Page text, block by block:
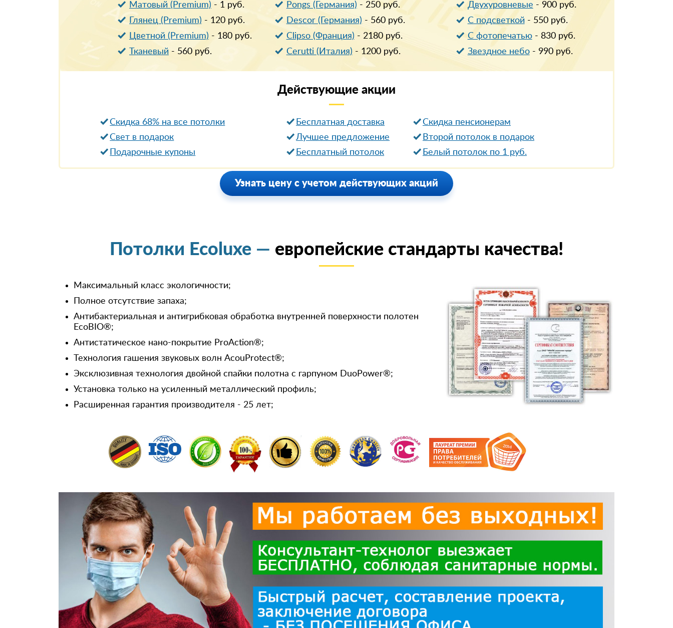
Матовый (Premium) - 1руб. Двухуровневые - 900руб.
Pongs (Германия) - 250руб.
Глянец (Premium) - 120руб. С подсветкой- 550руб.
Descor (Германия) - 560руб.
Цветной (Premium) - 180руб. С фотопечатью- 830руб.
Clipso (Франция) - 2180руб.
Тканевый- 560руб. Звездное небо- 990руб.
Cerutti (Италия) - 1200руб.
Действующие акции
Скидка 68% на все потолки Бесплатная доставка
Cкидка пенсионерам
Свет в подарок
Лучшее предложение
Второй потолок в подарок
Подарочные купоны
Бесплатный потолок Белый потолок по 1 руб.
Узнать цену с учетом действующих акций
Потолки Ecoluxe — европейские стандарты качества!
Максимальный класс экологичности;
Полное отсутствие запаха;
Антибактериальная и антигрибковая обработка внутренней поверхности полотен
EcoBIO®;
Антистатическое нано-покрытие ProAction®;
Технология гашения звуковых волн AcouProtect®;
Эксклюзивная технология двойной спайки полотна с гарпуном DuoPower®;
Установка только на усиленный металлический профиль;
Расширенная гарантия производителя - 25 лет;